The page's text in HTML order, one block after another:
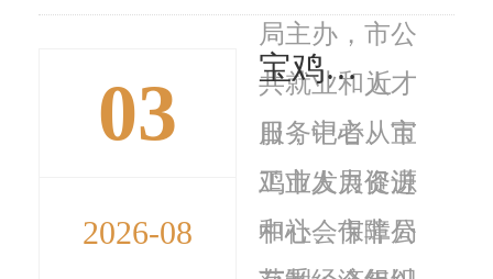
局主办，市公
共就业和人才
服务中心、市
工业发展促进
中心、市非公
03
2026-08
宝鸡上半年城镇新增就业3万余人 近
日，记者从宝
鸡市人力资源
和社会保障局